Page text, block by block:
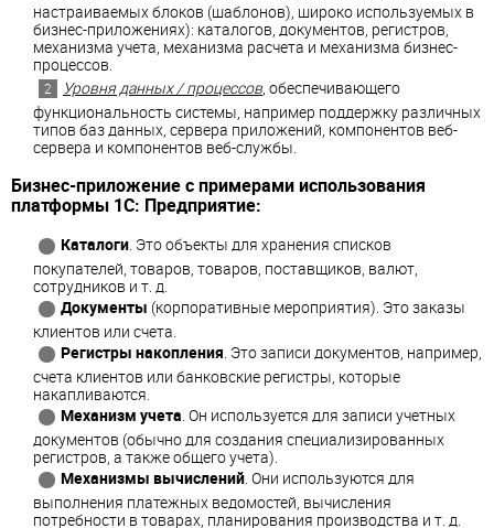
настраиваемых блоков (шаблонов), широко используемых в
бизнес-приложениях): каталогов, документов, регистров,
механизма учета, механизма расчета и механизма бизнес-
процессов.
Уровня данных / процессов, обеспечивающего
функциональность системы, например поддержку различных
типов баз данных, сервера приложений, компонентов веб-
сервера и компонентов веб-службы.
Бизнес-приложение с примерами использования
платформы 1С: Предприятие:
Каталоги. Это объекты для хранения списков
покупателей, товаров, товаров, поставщиков, валют,
сотрудников и т. д.
Документы (корпоративные мероприятия). Это заказы
клиентов или счета.
Регистры накопления. Это записи документов, например,
счета клиентов или банковские регистры, которые
накапливаются.
Механизм учета. Он используется для записи учетных
документов (обычно для создания специализированных
регистров, а также общего учета).
Механизмы вычислений. Они используются для
выполнения платежных ведомостей, вычисления
потребности в товарах, планирования производства и т. д.